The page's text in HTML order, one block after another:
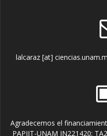
lalcaraz [at]
Agradecemos el
PAPIIT-UNAM IN221420;